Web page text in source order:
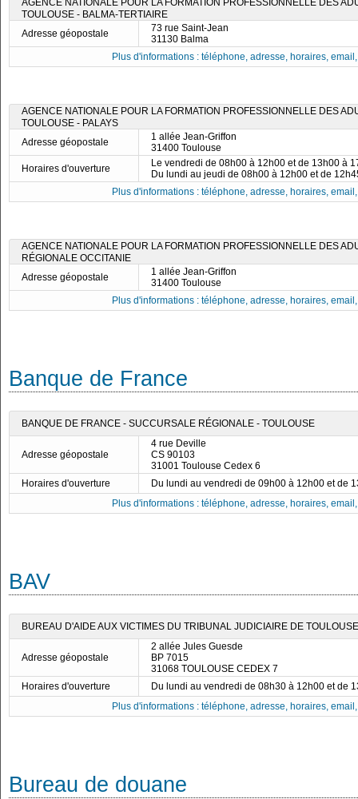
AGENCE NATIONALE POUR LA FORMATION PROFESSIONNELLE DES
TOULOUSE - BALMA-TERTIAIRE
Adresse géopostale
73 rue Saint-Jean
31130 Balma
Plus d'informations : téléphone, adresse, horaires,
AGENCE NATIONALE POUR LA FORMATION PROFESSIONNELLE DES
TOULOUSE - PALAYS
Adresse géopostale
1 allée Jean-Griffon
31400 Toulouse
Horaires d'ouverture
Le vendredi de 08h00 à 12h00 et de 13h00 à
Du lundi au jeudi de 08h00 à 12h00 et de
Plus d'informations : téléphone, adresse, horaires,
AGENCE NATIONALE POUR LA FORMATION PROFESSIONNELLE DES
RÉGIONALE OCCITANIE
Adresse géopostale
1 allée Jean-Griffon
31400 Toulouse
Plus d'informations : téléphone, adresse, horaires,
Banque de France
BANQUE DE FRANCE - SUCCURSALE RÉGIONALE - TOULOUSE
Adresse géopostale
4 rue Deville
CS 90103
31001 Toulouse Cedex 6
Horaires d'ouverture
Du lundi au vendredi de 09h00 à 12h00 et de
Plus d'informations : téléphone, adresse, horaires,
BAV
BUREAU D'AIDE AUX VICTIMES DU TRIBUNAL JUDICIAIRE DE TOULOUSE
Adresse géopostale
2 allée Jules Guesde
BP 7015
31068 TOULOUSE CEDEX 7
Horaires d'ouverture
Du lundi au vendredi de 08h30 à 12h00 et de
Plus d'informations : téléphone, adresse, horaires,
Bureau de douane